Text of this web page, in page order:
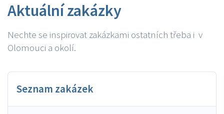
Aktuální zakázky
Nechte se inspirovat zakázkami ostatních třeba i v
Olomouci a okolí.
Seznam zakázek